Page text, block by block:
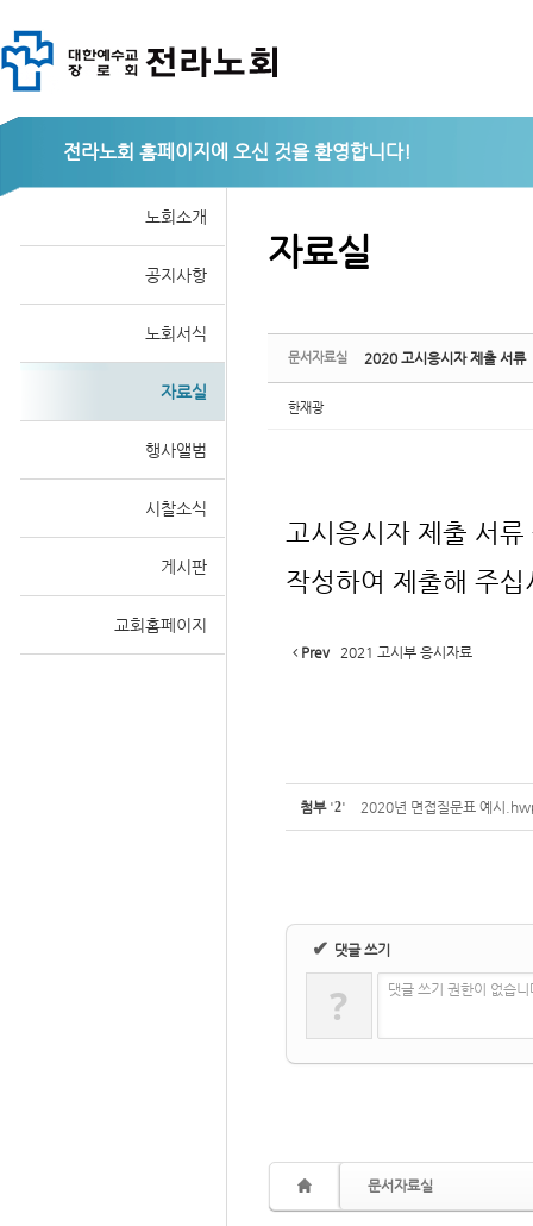
전라노회
노회소개
공지사항
노회서식
자료실
행사앨범
시찰소식
게시판
교회홈페이지
자료실
문서자료실 2020 고시응시자 제출 서류
한재광
고시응시자 제출 서
작성하여 제출해 주십
Prev 2021 고시부 응시자료
첨부 '2' 2020년 면접질문표 예시
✔ 댓글 쓰기
? 댓글 쓰기 권한이 없습
문서자료실
스케치북5
스케치북5